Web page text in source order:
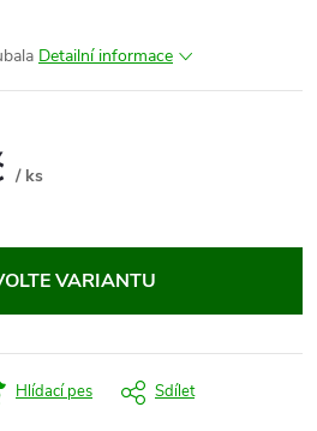
Detailní informace
/ ks
VARIANTU
Hlídací pes Sdílet